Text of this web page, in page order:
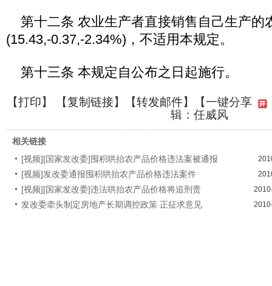
第十二条 农业生产者直接销售自己生产的
(15.43,-0.37,-2.34%)，不适用本规定。
第十三条 本规定自公布之日起施行。
【打印】 【复制链接】【转发邮件】
【一键分享
辑：任威风
相关链接
[视频][国家发改委]囤积哄抬农产品价格违法案被通报
[视频]发改委通报囤积哄抬农产品价格违法案件
[视频][国家发改委]违法哄抬农产品价格将追刑责
发改委牵头制定房地产长期调控政策 正征求意见